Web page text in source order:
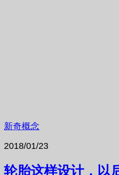
新奇概念
2018/01/23
轮胎这样设计，以